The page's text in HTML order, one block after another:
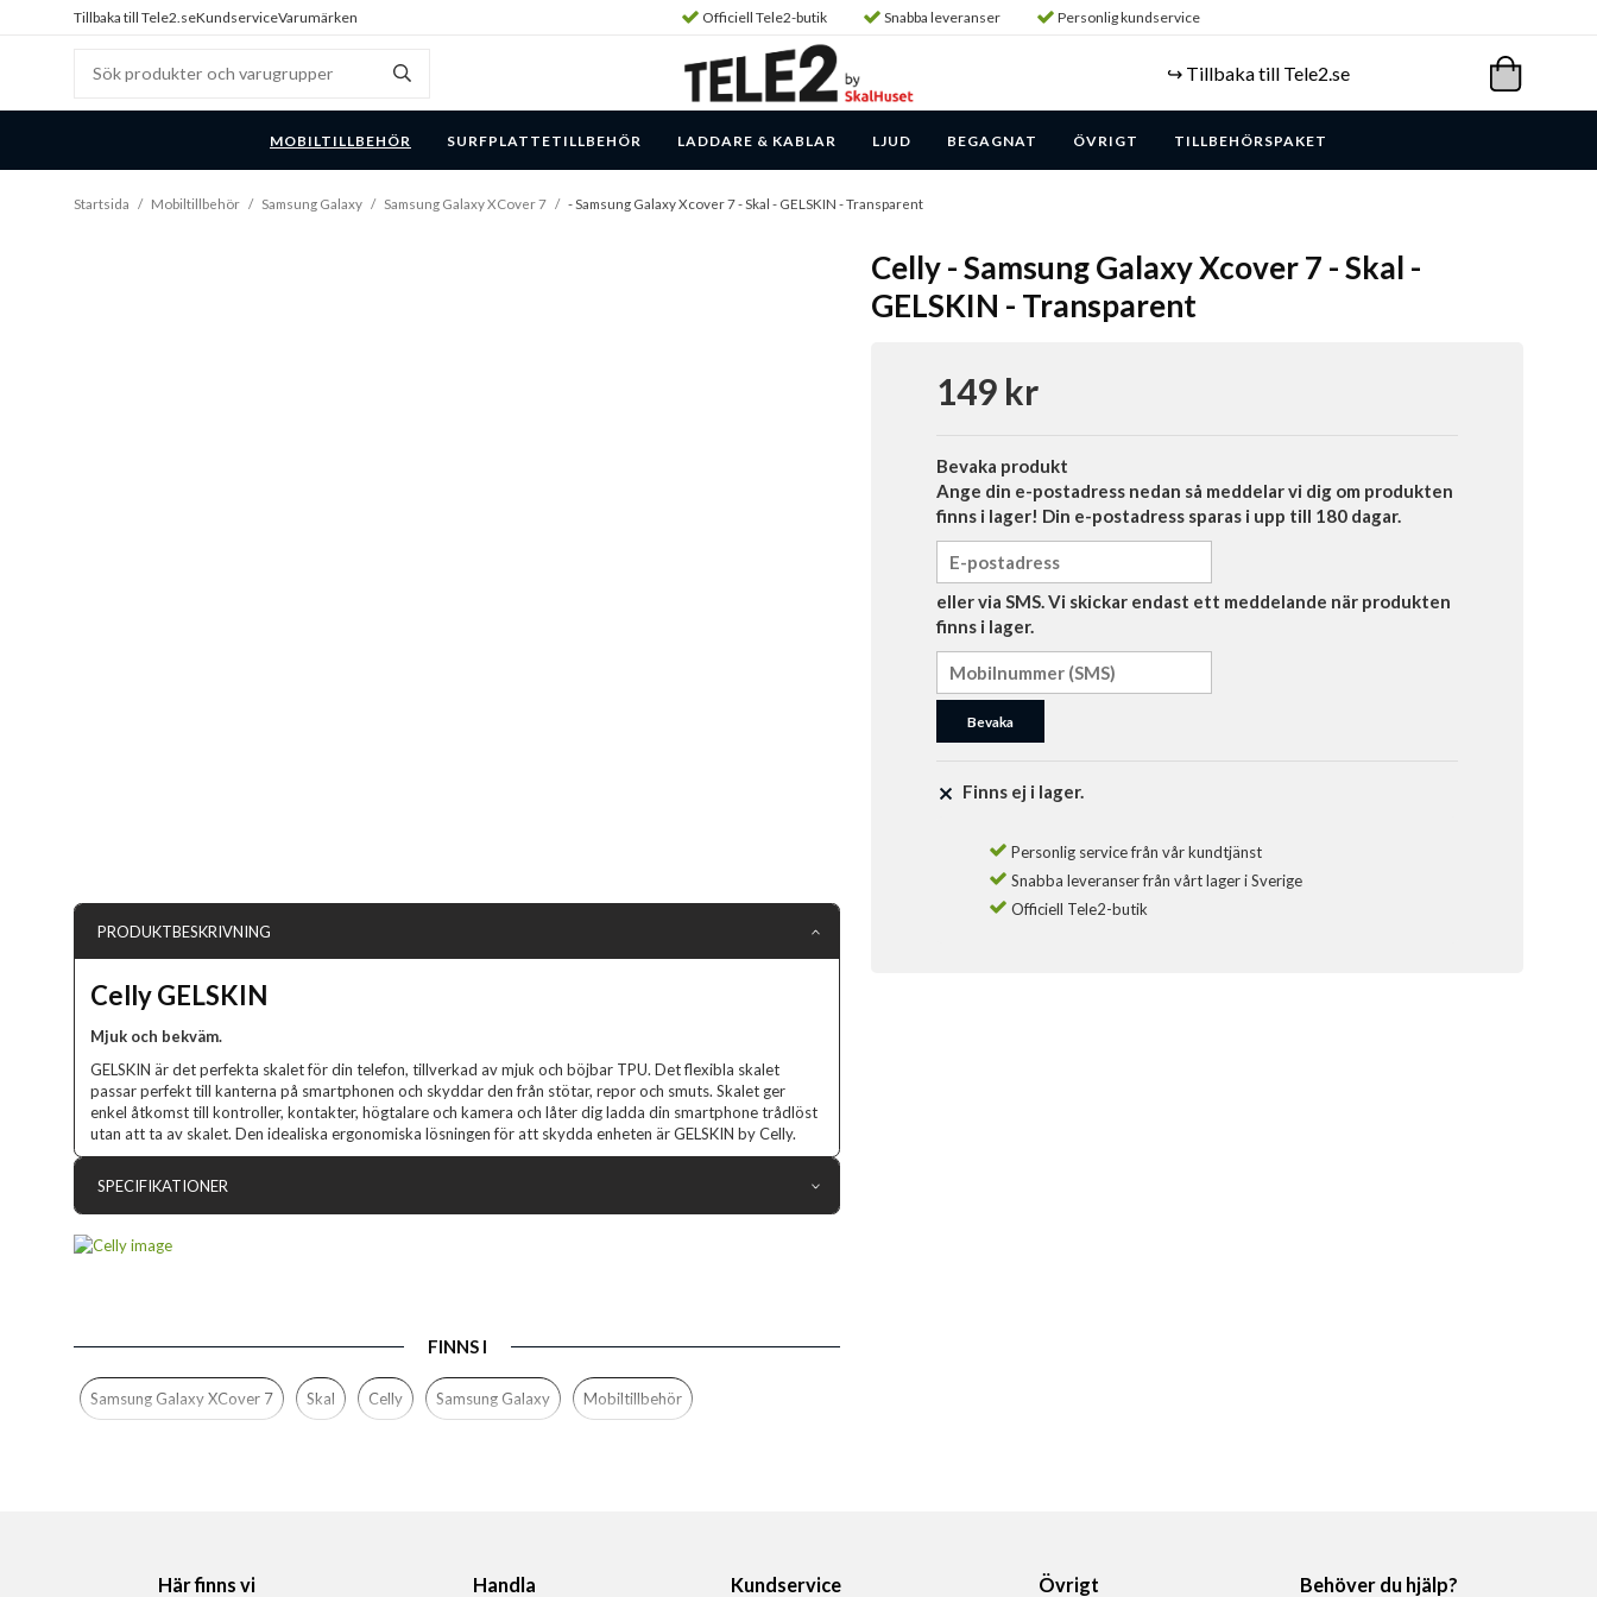
Tillbaka till Tele2.seKundserviceVarumärken Officiell Tele2-butik Snabba leveranser Personlig kundservice
↪️ Tillbaka till Tele2.se
MOBILTILLBEHÖR SURFPLATTETILLBEHÖR LADDARE & KABLAR LJUD BEGAGNAT ÖVRIGT TILLBEHÖRSPAKET
Startsida / Mobiltillbehör / Samsung Galaxy / Samsung Galaxy XCover 7 / - Samsung Galaxy Xcover 7 - Skal - GELSKIN - Transparent
Celly - Samsung Galaxy Xcover 7 - Skal -
GELSKIN - Transparent
149 kr
Bevaka produkt
Ange din e-postadress nedan så meddelar vi dig om produkten
finns i lager! Din e-postadress sparas i upp till 180 dagar.
eller via SMS. Vi skickar endast ett meddelande när produkten
finns i lager.
Bevaka
Finns ej i lager.
Personlig service från vår kundtjänst
Snabba leveranser från vårt lager i Sverige
Officiell Tele2-butik
PRODUKTBESKRIVNING
Celly GELSKIN
Mjuk och bekväm.
GELSKIN är det perfekta skalet för din telefon, tillverkad av mjuk och böjbar TPU. Det flexibla skalet
passar perfekt till kanterna på smartphonen och skyddar den från stötar, repor och smuts. Skalet ger
enkel åtkomst till kontroller, kontakter, högtalare och kamera och låter dig ladda din smartphone trådlöst
utan att ta av skalet. Den idealiska ergonomiska lösningen för att skydda enheten är GELSKIN by Celly.
SPECIFIKATIONER
Egenskaper
Trådlös laddning-kompatibel
Färg
Material
FINNS I
Samsung Galaxy XCover 7 Skal Celly Samsung Galaxy Mobiltillbehör
Här finns vi Handla Kundservice Övrigt Behöver du hjälp?